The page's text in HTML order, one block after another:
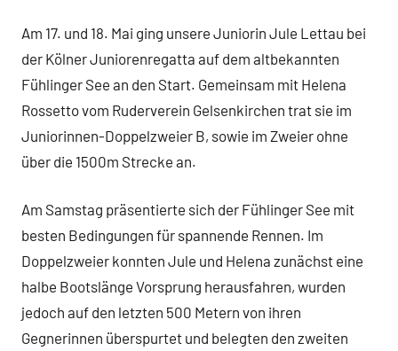
Am 17. und 18. Mai ging unsere Juniorin Jule Lettau bei
der Kölner Juniorenregatta auf dem altbekannten
Fühlinger See an den Start. Gemeinsam mit Helena
Rossetto vom Ruderverein Gelsenkirchen trat sie im
Juniorinnen-Doppelzweier B, sowie im Zweier ohne
über die 1500m Strecke an.
Am Samstag präsentierte sich der Fühlinger See mit
besten Bedingungen für spannende Rennen. Im
Doppelzweier konnten Jule und Helena zunächst eine
halbe Bootslänge Vorsprung herausfahren, wurden
jedoch auf den letzten 500 Metern von ihren
Gegnerinnen überspurtet und belegten den zweiten